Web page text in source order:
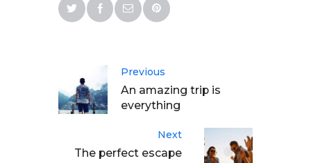
Previous
An amazing trip is
everything
Next
The perfect escape